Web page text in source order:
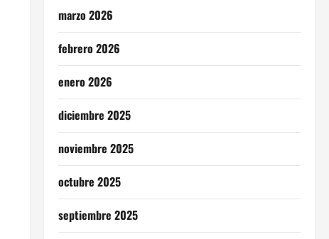
marzo 2026
febrero 2026
enero 2026
diciembre 2025
noviembre 2025
octubre 2025
septiembre 2025